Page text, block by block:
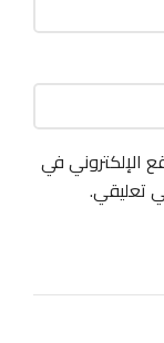
الإلكتروني في
تعليقي.